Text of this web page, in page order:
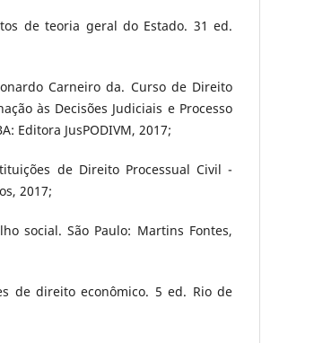
de teoria geral do Estado. 31 ed.
Carneiro da. Curso de Direito
às Decisões Judiciais e Processo
Editora JusPODIVM, 2017;
de Direito Processual Civil -
2017;
social. São Paulo: Martins Fontes,
de direito econômico. 5 ed. Rio de